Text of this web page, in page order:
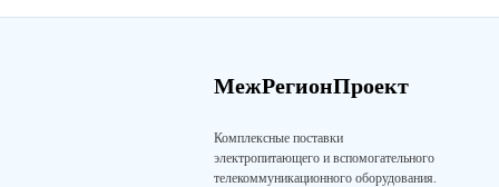
МежРегионПроект
Комплексные поставки
электропитающего и вспомогательного
телекоммуникационного оборудования.